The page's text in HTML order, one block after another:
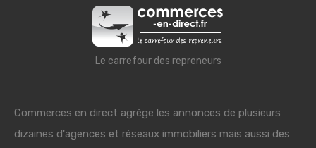
Le carrefour des repreneurs
Commerces en direct agrège les annonces de plusieurs
dizaines d'agences et réseaux immobiliers mais aussi des